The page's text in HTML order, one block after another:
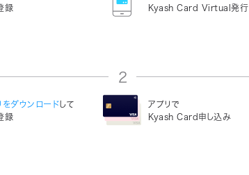
録
Kyash Card Virtual発行
をダウンロードして
録
2
アプリで
Kyash Card申し込み